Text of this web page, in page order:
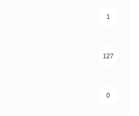
1
127
0